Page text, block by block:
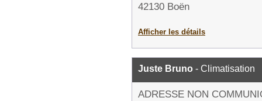
42130 Boën
Afficher les détails
Juste Bruno - Climatisation
ADRESSE NON